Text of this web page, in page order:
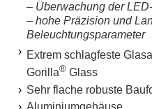
– Überwachung der
– hohe Präzision und
Beleuchtungsparameter
Extrem schlagfeste
Gorilla®Glass
Sehr flache robuste
Aluminiumgehäuse